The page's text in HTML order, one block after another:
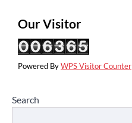
Our Visitor
Powered ByWPS Visitor Counter
Search